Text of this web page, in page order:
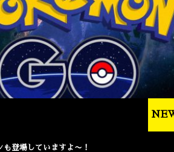
も登場していますよ〜！